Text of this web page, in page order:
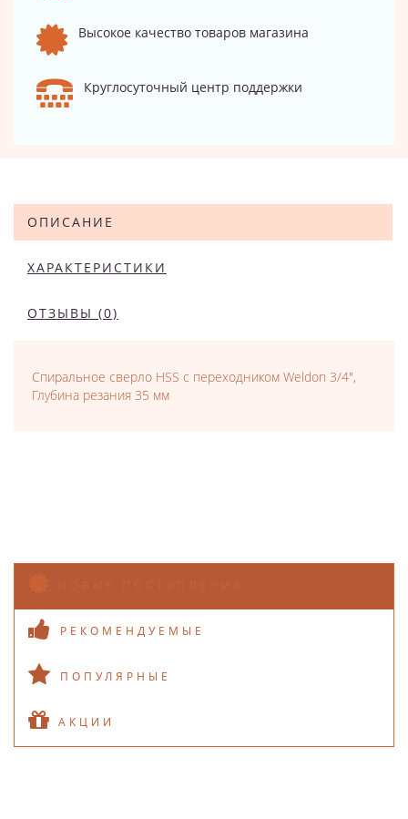
Высокое качество товаров магазина
Круглосуточный центр поддержки
ОПИСАНИЕ
ХАРАКТЕРИСТИКИ
ОТЗЫВЫ (0)
Спиральное сверло HSS с переходником Weldon 3/4",
Глубина резания 35 мм
РЕКОМЕНДУЕМЫЕ
ПОПУЛЯРНЫЕ
АКЦИИ